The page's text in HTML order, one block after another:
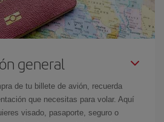
general
de tu billete de avión, recuerda
que necesitas para volar. Aquí
visado, pasaporte, seguro o